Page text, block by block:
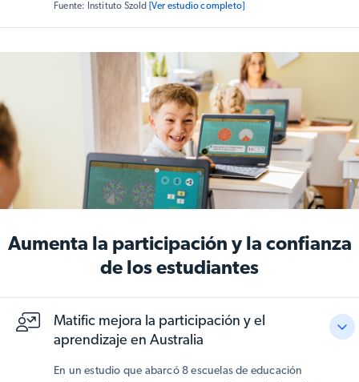
significativas. Más de tres cuartas partes de los
docentes realizaronexplicaciones más claras de
82% afirmó que gracias a Matific las clases estaban
más conectadas con el mundo real. Los docentes
también observaron una mayor participación por parte
de los estudiantes y actitudes más positivas hacia las
matemáticas al usar Matific.
Fuente: Instituto Szold [Ver estudio completo]
Aumenta la participación y la confianza
de los estudiantes
Matific mejora la participación y el
aprendizaje en Australia
En un estudio que abarcó 8 escuelas de educación